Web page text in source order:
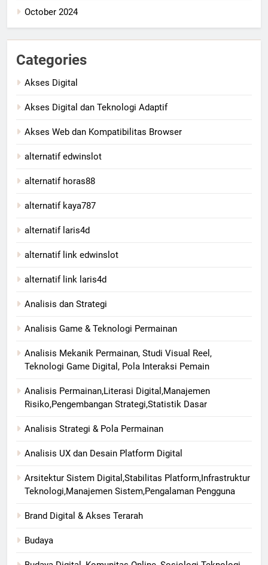
October 2024
Categories
Akses Digital
Akses Digital dan Teknologi Adaptif
Akses Web dan Kompatibilitas Browser
alternatif edwinslot
alternatif horas88
alternatif kaya787
alternatif laris4d
alternatif link edwinslot
alternatif link laris4d
Analisis dan Strategi
Analisis Game & Teknologi Permainan
Analisis Mekanik Permainan, Studi Visual Reel,
Teknologi Game Digital, Pola Interaksi Pemain
Analisis Permainan,Literasi Digital,Manajemen
Risiko,Pengembangan Strategi,Statistik Dasar
Analisis Strategi & Pola Permainan
Analisis UX dan Desain Platform Digital
Arsitektur Sistem Digital,Stabilitas Platform,Infrastruktur
Teknologi,Manajemen Sistem,Pengalaman Pengguna
Brand Digital & Akses Terarah
Budaya